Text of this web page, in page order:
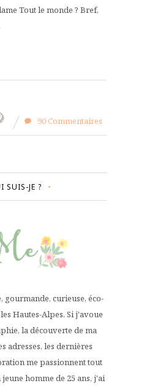
Tout le monde ? Bref,
90 Commentaires
SUIS-JE ?
gourmande, curieuse, éco-
Hautes-Alpes. Si j'avoue
la découverte de ma
adresses, les dernières
me passionnent tout
homme de 25 ans, j'ai